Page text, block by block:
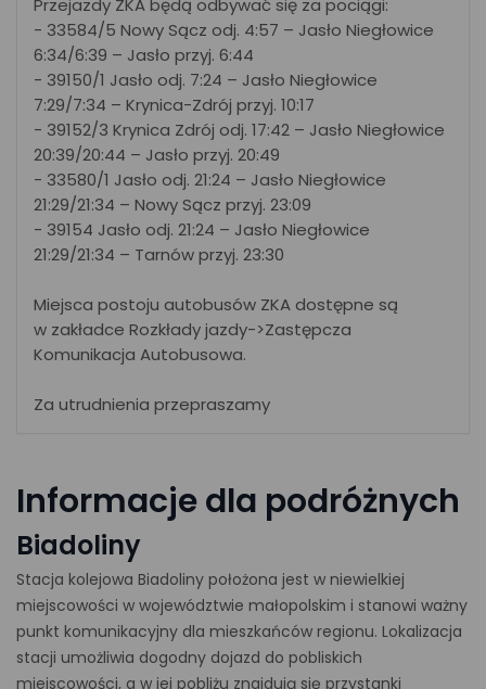
Przejazdy ZKA będą odbywać się za pociągi:
- 33584/5 Nowy Sącz odj. 4:57 – Jasło Niegłowice
6:34/6:39 – Jasło przyj. 6:44
- 39150/1 Jasło odj. 7:24 – Jasło Niegłowice
7:29/7:34 – Krynica-Zdrój przyj. 10:17
- 39152/3 Krynica Zdrój odj. 17:42 – Jasło Niegłowice
20:39/20:44 – Jasło przyj. 20:49
- 33580/1 Jasło odj. 21:24 – Jasło Niegłowice
21:29/21:34 – Nowy Sącz przyj. 23:09
- 39154 Jasło odj. 21:24 – Jasło Niegłowice
21:29/21:34 – Tarnów przyj. 23:30
Miejsca postoju autobusów ZKA dostępne są
w zakładce Rozkłady jazdy->Zastępcza
Komunikacja Autobusowa.
Za utrudnienia przepraszamy
Informacje dla podróżnych
Biadoliny
Stacja kolejowa Biadoliny położona jest w niewielkiej
miejscowości w województwie małopolskim i stanowi ważny
punkt komunikacyjny dla mieszkańców regionu. Lokalizacja
stacji umożliwia dogodny dojazd do pobliskich
miejscowości, a w jej pobliżu znajdują się przystanki